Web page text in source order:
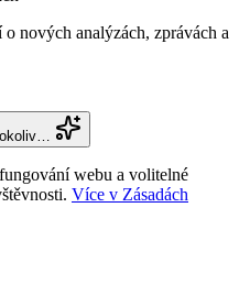
nových analýzách, zprávách a
webu a volitelné
Více v Zásadách